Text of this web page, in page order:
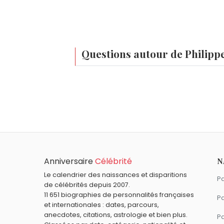
Questions autour de
Roselyne Bachelot
AnniversaireCélébrité
Le calendrier des naissances et disparitions
de célébrités depuis 2007.
11 651 biographies de personnalités françaises
et internationales : dates, parcours,
anecdotes, citations, astrologie et bien plus.